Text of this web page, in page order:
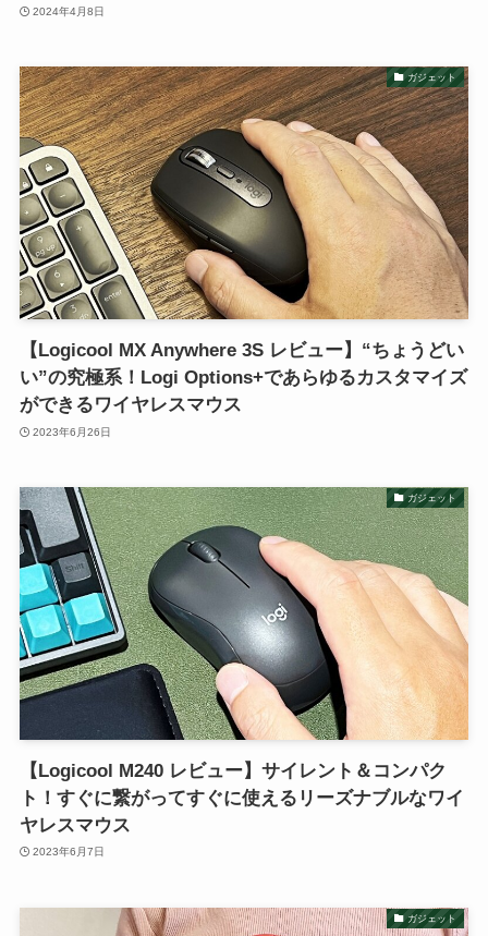
2024年4月8日
ガジェット
【Logicool MX Anywhere 3S レビュー】“ちょうどい
い”の究極系！Logi Options+であらゆるカスタマイズ
ができるワイヤレスマウス
2023年6月26日
ガジェット
【Logicool M240 レビュー】サイレント＆コンパク
ト！すぐに繋がってすぐに使えるリーズナブルなワイ
ヤレスマウス
2023年6月7日
ガジェット